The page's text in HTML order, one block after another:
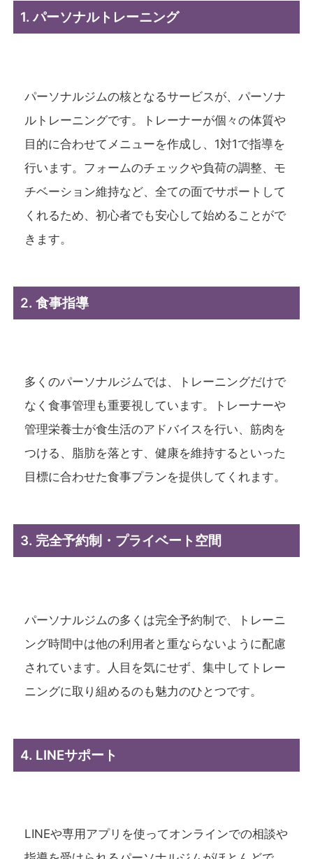
1. パーソナルトレーニング
パーソナルジムの核となるサービスが、パーソナ
ルトレーニングです。トレーナーが個々の体質や
目的に合わせてメニューを作成し、1対1で指導を
行います。フォームのチェックや負荷の調整、モ
チベーション維持など、全ての面でサポートして
くれるため、初心者でも安心して始めることがで
きます。
2. 食事指導
多くのパーソナルジムでは、トレーニングだけで
なく食事管理も重要視しています。トレーナーや
管理栄養士が食生活のアドバイスを行い、筋肉を
つける、脂肪を落とす、健康を維持するといった
目標に合わせた食事プランを提供してくれます。
3. 完全予約制・プライベート空間
パーソナルジムの多くは完全予約制で、トレーニ
ング時間中は他の利用者と重ならないように配慮
されています。人目を気にせず、集中してトレー
ニングに取り組めるのも魅力のひとつです。
4. LINEサポート
LINEや専用アプリを使ってオンラインでの相談や